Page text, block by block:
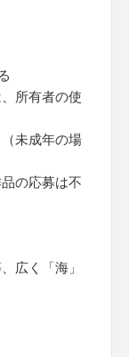
所有者の使
未成年の場
の応募は不
広く「海」